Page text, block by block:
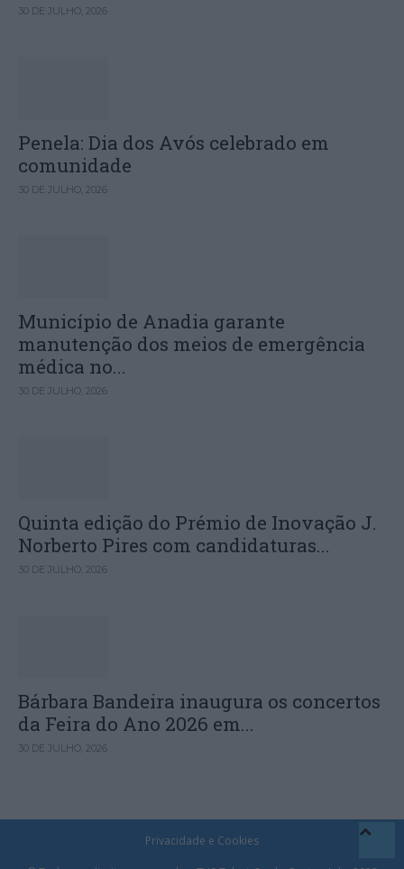
30 DE JULHO, 2026
Penela: Dia dos Avós celebrado em
comunidade
30 DE JULHO, 2026
Município de Anadia garante
manutenção dos meios de emergência
médica no...
30 DE JULHO, 2026
Quinta edição do Prémio de Inovação J.
Norberto Pires com candidaturas...
30 DE JULHO, 2026
Bárbara Bandeira inaugura os concertos
da Feira do Ano 2026 em...
30 DE JULHO, 2026
Privacidade e Cookies